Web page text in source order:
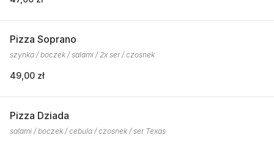
Pizza Soprano
szynka / boczek / salami / 2x ser / czosnek
49,00 zł
Pizza Dziada
salami / boczek / cebula / czosnek / ser Texas